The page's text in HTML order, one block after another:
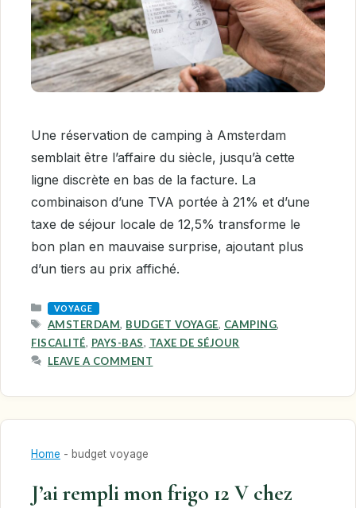
Une réservation de camping à Amsterdam
semblait être l’affaire du siècle, jusqu’à cette
ligne discrète en bas de la facture. La
combinaison d’une TVA portée à 21% et d’une
taxe de séjour locale de 12,5% transforme le
bon plan en mauvaise surprise, ajoutant plus
d’un tiers au prix affiché.
CATEGORIES
VOYAGE
TAGS
AMSTERDAM, BUDGET VOYAGE, CAMPING,
FISCALITÉ, PAYS-BAS, TAXE DE SÉJOUR
LEAVE A COMMENT
Home - budget voyage
J’ai rempli mon frigo 12 V chez